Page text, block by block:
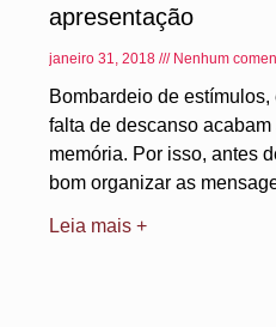
apresentação
janeiro 31, 2018 Nenhum
Bombardeio de
falta de descanso
memória. Por isso, antes
bom organizar as
Leia mais +